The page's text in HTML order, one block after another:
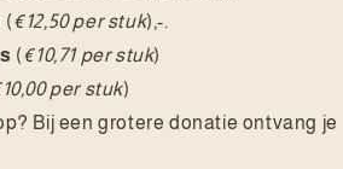
(€12,50 per stuk),-.
(€10,71 per stuk)
per stuk)
Bij een grotere donatie ontvang je